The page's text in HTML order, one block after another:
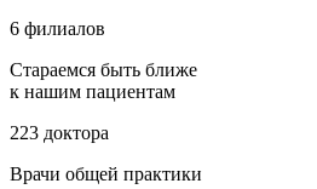
6 филиалов
Стараемся быть ближе
к нашим пациентам
223 доктора
Врачи общей практики